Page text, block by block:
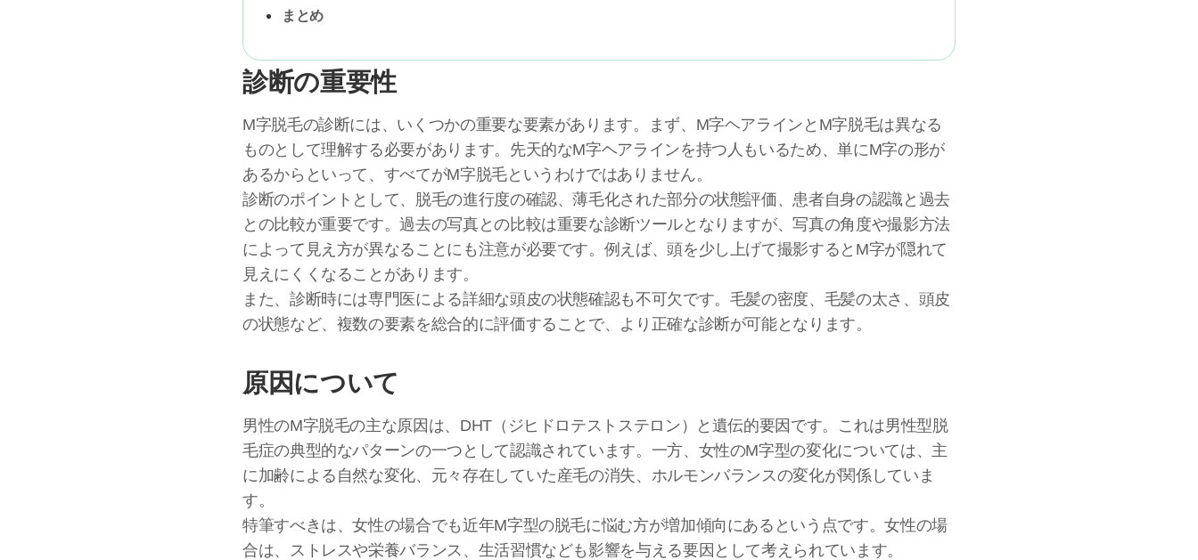
まとめ
診断の重要性
M字脱毛の診断には、いくつかの重要な要素があります。まず、M字ヘアラインとM字脱毛は異なる
ものとして理解する必要があります。先天的なM字ヘアラインを持つ人もいるため、単にM字の形が
あるからといって、すべてがM字脱毛というわけではありません。
診断のポイントとして、脱毛の進行度の確認、薄毛化された部分の状態評価、患者自身の認識と過去
との比較が重要です。過去の写真との比較は重要な診断ツールとなりますが、写真の角度や撮影方法
によって見え方が異なることにも注意が必要です。例えば、頭を少し上げて撮影するとM字が隠れて
見えにくくなることがあります。
また、診断時には専門医による詳細な頭皮の状態確認も不可欠です。毛髪の密度、毛髪の太さ、頭皮
の状態など、複数の要素を総合的に評価することで、より正確な診断が可能となります。
原因について
男性のM字脱毛の主な原因は、DHT（ジヒドロテストステロン）と遺伝的要因です。これは男性型脱
毛症の典型的なパターンの一つとして認識されています。一方、女性のM字型の変化については、主
に加齢による自然な変化、元々存在していた産毛の消失、ホルモンバランスの変化が関係していま
す。
特筆すべきは、女性の場合でも近年M字型の脱毛に悩む方が増加傾向にあるという点です。女性の場
合は、ストレスや栄養バランス、生活習慣なども影響を与える要因として考えられています。